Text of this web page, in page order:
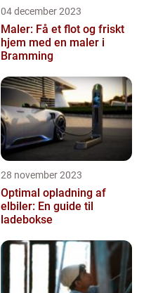
04 december 2023
Maler: Få et flot og friskt
hjem med en maler i
Bramming
28 november 2023
Optimal opladning af
elbiler: En guide til
ladebokse